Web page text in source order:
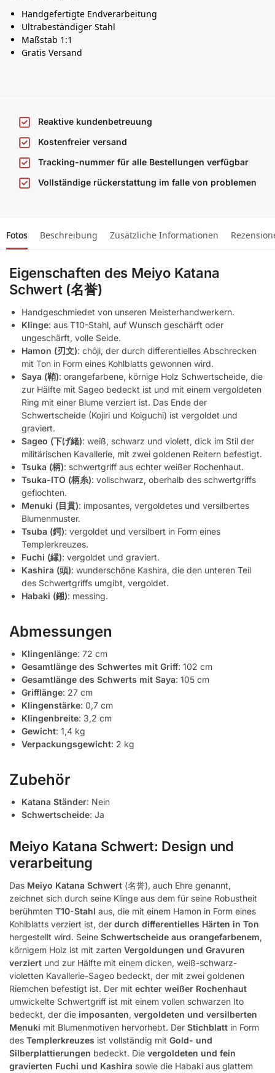
Handgefertigte Endverarbeitung
Ultrabeständiger Stahl
Maßstab 1:1
Gratis Versand
Reaktive kundenbetreuung
Kostenfreier versand
Tracking-nummer für alle Bestellungen verfügbar
Vollständige rückerstattung im falle von problemen
Fotos Beschreibung Zusätzliche Informationen
Eigenschaften des Meiyo Katana
Schwert (名誉)
Handgeschmiedet von unseren Meisterhandwerkern.
Klinge: aus T10-Stahl, auf Wunsch geschärft oder
ungeschärft, volle Seide.
Hamon (刃文): chôji, der durch differentielles Abschrecken
mit Ton in Form eines Kohlblatts gewonnen wird.
Saya (鞘): orangefarbene, körnige Holz Schwertscheide, die
zur Hälfte mit Sageo bedeckt ist und mit einem vergoldeten
Ring mit einer Blume verziert ist. Das Ende der
Schwertscheide (Kojiri und Koiguchi) ist vergoldet und
graviert.
Sageo (下げ緒): weiß, schwarz und violett, dick im Stil der
militärischen Kavallerie, mit zwei goldenen Reitern befestigt.
Tsuka (柄): schwertgriff aus echter weißer Rochenhaut.
Tsuka-ITO (柄糸): vollschwarz, oberhalb des schwertgriffs
geflochten.
Menuki (目貫): imposantes, vergoldetes und versilbertes
Blumenmuster.
Tsuba (鍔): vergoldet und versilbert in Form eines
Templerkreuzes.
Fuchi (縁): vergoldet und graviert.
Kashira (頭): wunderschöne Kashira, die den unteren Teil
des Schwertgriffs umgibt, vergoldet.
Habaki (鎺): messing.
Abmessungen
Klingenlänge: 72 cm
Gesamtlänge des Schwertes mit Griff: 102 cm
Gesamtlänge des Schwerts mit Saya: 105 cm
Grifflänge: 27 cm
Klingenstärke: 0,7 cm
Klingenbreite: 3,2 cm
Gewicht: 1,4 kg
Verpackungsgewicht: 2 kg
Zubehör
Katana Ständer: Nein
Schwertscheide: Ja
Meiyo Katana Schwert: Design und
verarbeitung
Das Meiyo Katana Schwert (名誉), auch Ehre genannt,
zeichnet sich durch seine Klinge aus dem für seine Robustheit
berühmten T10-Stahl aus, die mit einem Hamon in Form eines
Kohlblatts verziert ist, der durch differentielles Härten in Ton
hergestellt wird. Seine Schwertscheide aus orangefarbenem,
körnigem Holz ist mit zarten Vergoldungen und Gravuren
verziert und zur Hälfte mit einem dicken, weiß-schwarz-
violetten Kavallerie-Sageo bedeckt, der mit zwei goldenen
Riemchen befestigt ist. Der mit echter weißer Rochenhaut
umwickelte Schwertgriff ist mit einem vollen schwarzen Ito
bedeckt, der die imposanten, vergoldeten und versilberten
Menuki mit Blumenmotiven hervorhebt. Der Stichblatt in Form
des Templerkreuzes ist vollständig mit Gold- und
Silberplattierungen bedeckt. Die vergoldeten und fein
gravierten Fuchi und Kashira sowie die Habaki aus glattem